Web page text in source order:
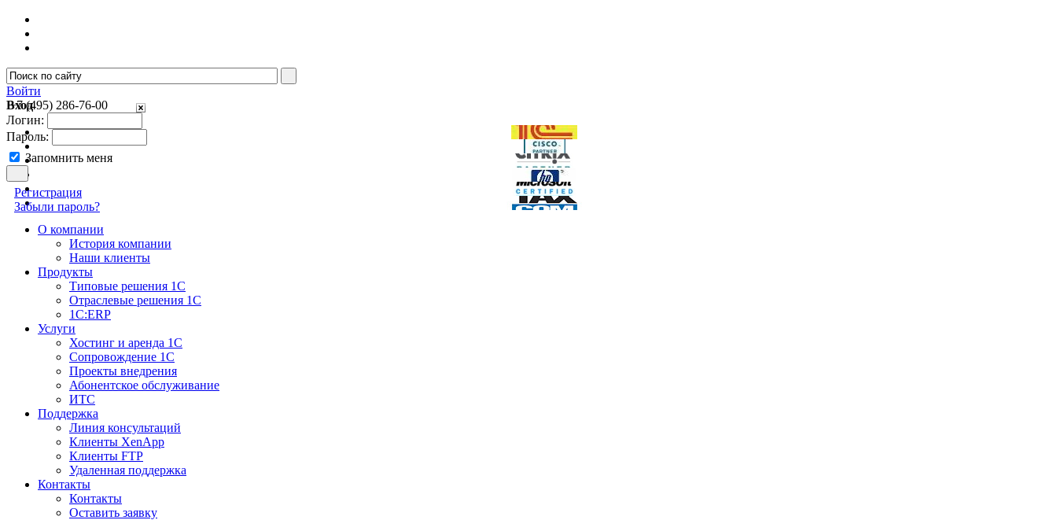
Войти
Вход
Логин:
Пароль:
Запомнить меня
Регистрация
Забыли пароль?
+7 (495) 286-76-00
О компании
История компании
Наши клиенты
Продукты
Типовые решения 1С
Отраслевые решения 1С
1C:ERP
Услуги
Хостинг и аренда 1С
Сопровождение 1С
Проекты внедрения
Абонентское обслуживание
ИТС
Поддержка
Линия консультаций
Клиенты XenApp
Клиенты FTP
Удаленная поддержка
Контакты
Контакты
Оставить заявку